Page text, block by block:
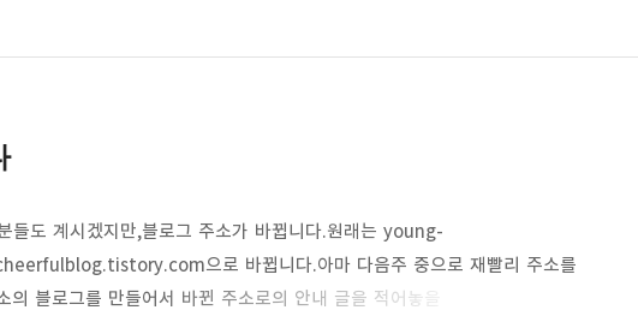
라 모든 것을 다 포괄하는 brave의 개념에 입각한 글들이 많다는
들도 계시겠지만,블로그 주소가 바뀝니다.원래는 young-
으로 바뀝니다.아마 다음주 중으로 재빨리 주소를
블로그를 만들어서 바뀐 주소로의 안내 글을 적어놓을